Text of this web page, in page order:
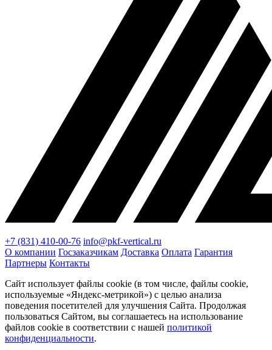
+7 (831) 410-00-76 info@pkf-vertical.ru
О компании Госзаказчикам Доставка Оплата Гарантия
Партнеры Контакты
Сайт использует файлы cookie (в том числе, файлы cookie,
используемые «Яндекс-метрикой») с целью анализа
поведения посетителей для улучшения Сайта. Продолжая
пользоваться Сайтом, вы соглашаетесь на использование
файлов cookie в соответствии с нашей политикой
конфиденциальности.